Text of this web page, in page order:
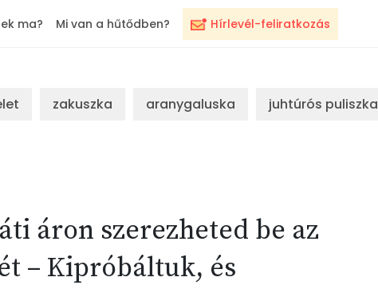
Hírlevél-feliratkozás
ma? Mi van a hűtődben?
zakuszka aranygaluska juhtúrós puliszka
áron szerezheted be az
– Kipróbáltuk, és